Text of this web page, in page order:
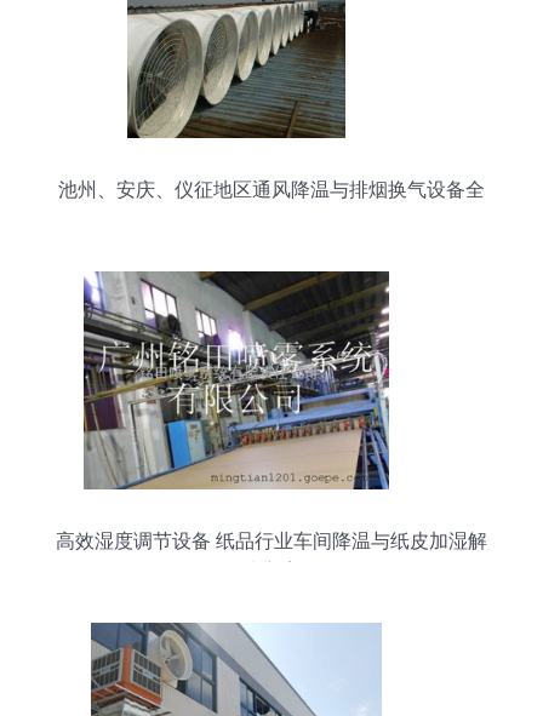
池州、安庆、仪征地区通风降温与排烟换气设备全
高效湿度调节设备 纸品行业车间降温与纸皮加湿解